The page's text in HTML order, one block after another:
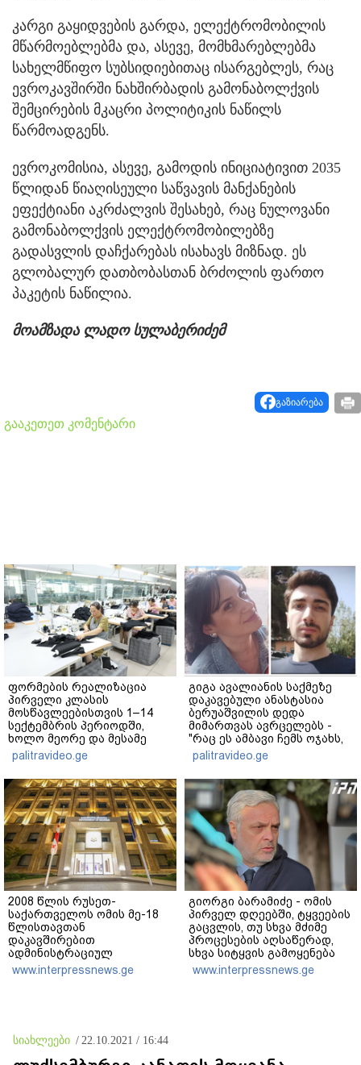
კარგი გაყიდვების გარდა, ელექტრომობილის
მწარმოებლებმა და, ასევე, მომხმარებლებმა
სახელმწიფო სუბსიდიებითაც ისარგებლეს, რაც
ევროკავშირში ნახშირბადის გამონაბოლქვის
შემცირების მკაცრი პოლიტიკის ნაწილს
წარმოადგენს.
ევროკომისია, ასევე, გამოდის ინიციატივით 2035
წლიდან წიაღისეული საწვავის მანქანების
ეფექტიანი აკრძალვის შესახებ, რაც ნულოვანი
გამონაბოლქვის ელექტრომობილებზე
გადასვლის დაჩქარებას ისახავს მიზნად. ეს
გლობალურ დათბობასთან ბრძოლის ფართო
პაკეტის ნაწილია.
მოამზადა ლადო სულაბერიძემ
გაზიარება
გააკეთეთ კომენტარი
ფორმების რეალიზაცია
პირველი კლასის
მოსწავლეებისთვის 1–14
სექტემბრის პერიოდში,
ხოლო მეორე და მესამე
ეტაპებზე...
palitravideo.ge
გიგა ავალიანის საქმეზე
დაკავებული ანასტასია
ბერუაშვილის დედა
მიმართვას ავრცელებს -
"რაც ეს ამბავი ჩემს ოჯახს,
ჩემს ანასტასიას გადახდა
თავს, მის მერე მე მე არ
ვარ"
palitravideo.ge
2008 წლის რუსეთ-
საქართველოს ომის მე-18
წლისთავთან
დაკავშირებით
ადმინისტრაციულ
შენობებზე სახელმწიფო
დროშები დაეშვა
www.interpressnews.ge
გიორგი ბარამიძე - ომის
პირველ დღეებში, ტყვეების
გაცვლის, თუ სხვა მძიმე
პროცესების აღსაწერად,
სხვა სიტყვის გამოყენება
აჯობებდა - არასდროს
მითქვამს, რომ ჩვენები
www.interpressnews.ge
სიახლეები / 22.10.2021 / 16:44